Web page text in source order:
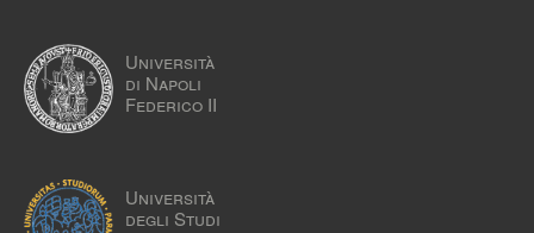
Università
di Napoli
Federico II
Università
degli Studi